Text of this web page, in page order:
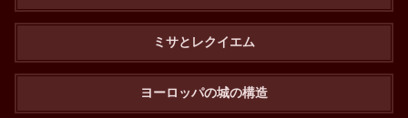
ミサとレクイエム
ヨーロッパの城の構造